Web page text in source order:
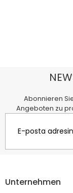
Abonnieren
Angeboten zu
Unternehmen